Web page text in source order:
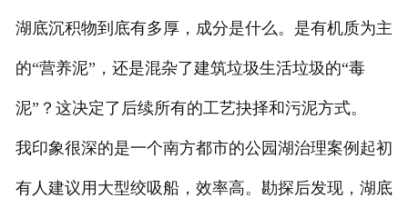
湖底沉积物到底有多厚，成分是什么。是有机质为主
的“营养泥”，还是混杂了建筑垃圾生活垃圾的“毒
泥”？这决定了后续所有的工艺抉择和污泥方式。
我印象很深的是一个南方都市的公园湖治理案例起初
有人建议用大型绞吸船，效率高。勘探后发现，湖底